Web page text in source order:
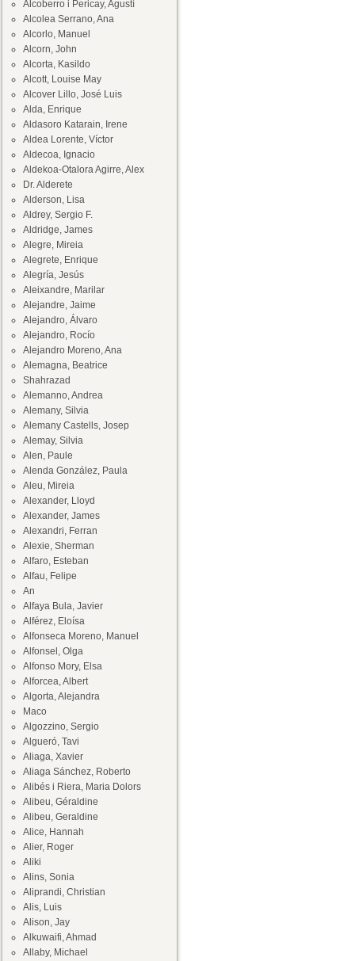
Alcoberro i Pericay, Agustí
Alcolea Serrano, Ana
Alcorlo, Manuel
Alcorn, John
Alcorta, Kasildo
Alcott, Louise May
Alcover Lillo, José Luis
Alda, Enrique
Aldasoro Katarain, Irene
Aldea Lorente, Víctor
Aldecoa, Ignacio
Aldekoa-Otalora Agirre, Alex
Dr. Alderete
Alderson, Lisa
Aldrey, Sergio F.
Aldridge, James
Alegre, Mireia
Alegrete, Enrique
Alegría, Jesús
Aleixandre, Marilar
Alejandre, Jaime
Alejandro, Álvaro
Alejandro, Rocío
Alejandro Moreno, Ana
Alemagna, Beatrice
Shahrazad
Alemanno, Andrea
Alemany, Silvia
Alemany Castells, Josep
Alemay, Silvia
Alen, Paule
Alenda González, Paula
Aleu, Mireia
Alexander, Lloyd
Alexander, James
Alexandri, Ferran
Alexie, Sherman
Alfaro, Esteban
Alfau, Felipe
An
Alfaya Bula, Javier
Alférez, Eloísa
Alfonseca Moreno, Manuel
Alfonsel, Olga
Alfonso Mory, Elsa
Alforcea, Albert
Algorta, Alejandra
Maco
Algozzino, Sergio
Algueró, Tavi
Aliaga, Xavier
Aliaga Sánchez, Roberto
Alibés i Riera, Maria Dolors
Alibeu, Géraldine
Alibeu, Geraldine
Alice, Hannah
Alier, Roger
Aliki
Alins, Sonia
Aliprandi, Christian
Alis, Luis
Alison, Jay
Alkuwaifi, Ahmad
Allaby, Michael